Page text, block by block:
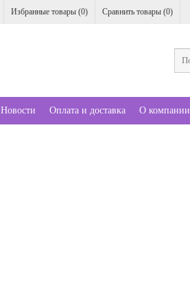
Избранные товары (0) Сравнить товары (0)
Новости Оплата и доставка О компании